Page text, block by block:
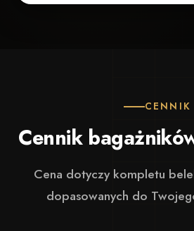
CENNIK
Cennik
Cena dotyczy kompletu
dopasowanych do